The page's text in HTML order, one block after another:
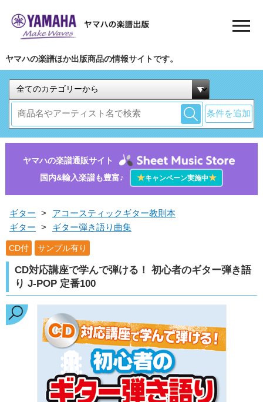
ヤマハの楽譜ほか出版商品の情報サイトです。
条件を追加
ヤマハの楽譜通販サイト
国内&輸入楽譜も豊富♪
★キャンペーン実施中★
ギター >
アコースティックギター教則本
ギター > ギター弾き語り曲集
CD付 サンプル有り
CD対応講座で学んで弾ける！ 初心者のギター弾き語
り J-POP 定番100